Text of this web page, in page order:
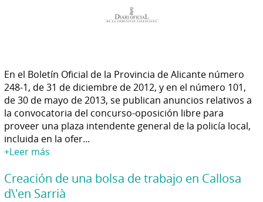
En el Boletín Oficial de la Provincia de Alicante número
248-1, de 31 de diciembre de 2012, y en el número 101,
de 30 de mayo de 2013, se publican anuncios relativos a
la convocatoria del concurso-oposición libre para
proveer una plaza intendente general de la policía local,
incluida en la ofer...
+Leer más
Creación de una bolsa de trabajo en Callosa
d\'en Sarrià